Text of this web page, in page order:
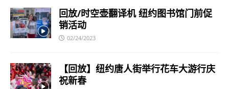
回放/时空壶翻译机 纽约图书馆门前促
销活动
02/24/2023
【回放】纽约唐人街举行花车大游行庆
祝新春